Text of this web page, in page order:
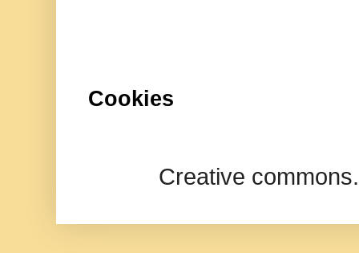
Cookies
Creative